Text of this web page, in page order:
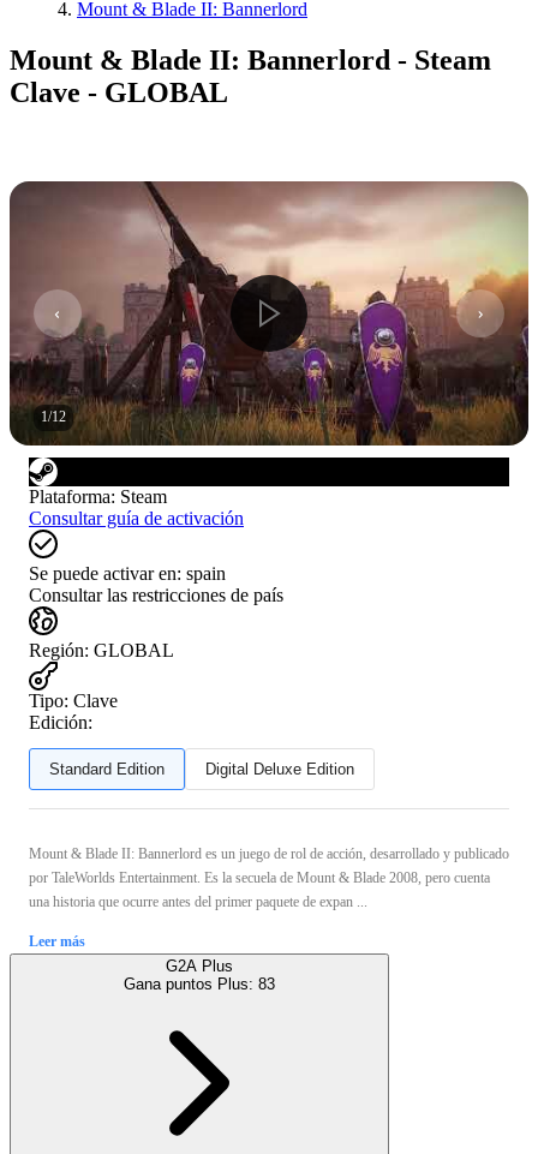
Mount & Blade II: Bannerlord
Mount & Blade II: Bannerlord - Steam
Clave - GLOBAL
1/12
Plataforma: Steam
Consultar guía de activación
Se puede activar en: spain
Consultar las restricciones de país
Región: GLOBAL
Tipo: Clave
Edición:
Standard Edition Digital Deluxe Edition
Mount & Blade II: Bannerlord es un juego de rol de acción, desarrollado y publicado
por TaleWorlds Entertainment. Es la secuela de Mount & Blade 2008, pero cuenta
una historia que ocurre antes del primer paquete de expan ...
Leer más
G2A Plus
Gana puntos Plus: 83